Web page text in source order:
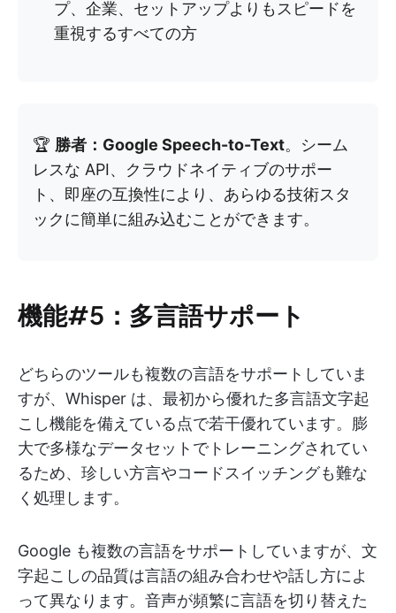
プ、企業、セットアップよりもスピードを
重視するすべての方
🏆 勝者：Google Speech-to-Text。シーム
レスな API、クラウドネイティブのサポー
ト、即座の互換性により、あらゆる技術スタ
ックに簡単に組み込むことができます。
機能#5：多言語サポート
どちらのツールも複数の言語をサポートしていま
すが、Whisper は、最初から優れた多言語文字起
こし機能を備えている点で若干優れています。膨
大で多様なデータセットでトレーニングされてい
るため、珍しい方言やコードスイッチングも難な
く処理します。
Google も複数の言語をサポートしていますが、文
字起こしの品質は言語の組み合わせや話し方によ
って異なります。音声が頻繁に言語を切り替えた